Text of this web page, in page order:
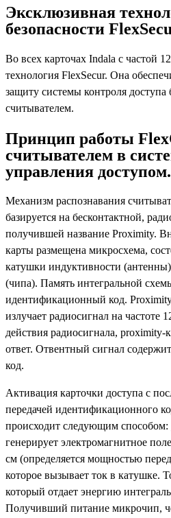
Эксклюзивная
безопасности
Во всех карточах Indala с частой
технология FlexSecur. Она
защиту системы контроля доступа
считывателем.
Принцип работы
считывателем в
управления доступом.
Механизм распознавания
базируется на бесконтактной,
получившей название Proximity.
карты размещена микросхема,
катушки индуктивности
(чипа). Память интегральной
идентификационный код.
излучает радиосигнал на частоте
действия радиосигнала, proximity-
ответ. Отвентный сигнал
код.
Активация карточки доступа с
передачей идентификационного
происходит следующим способом:
генерирует электромагнитное
см (определяется мощностью
которое вызывает ток в катушке.
который отдает энергию
Получивший питание микрочип,